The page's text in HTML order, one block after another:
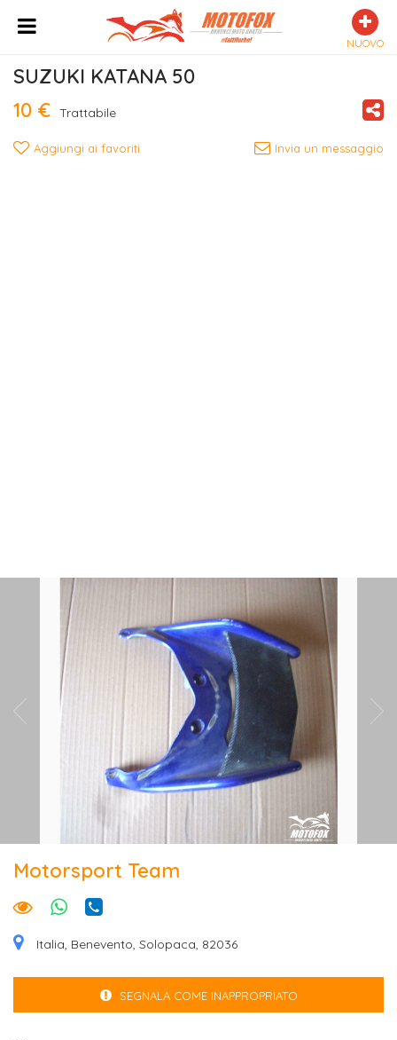
NUOVO
SUZUKI KATANA 50
10 € Trattabile
Aggiungi ai favoriti Invia un messaggio
Motorsport Team
Italia, Benevento, Solopaca, 82036
SEGNALA COME INAPPROPRIATO